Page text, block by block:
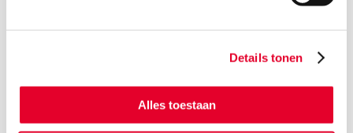
Details tonen
Alles toestaan